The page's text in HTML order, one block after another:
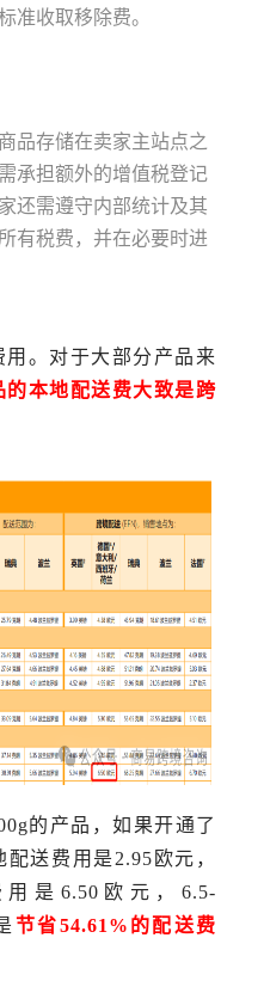
准收取移除费。
品存储在卖家主站点之
承担额外的增值税登记
还需遵守内部统计及其
有税费，并在必要时进
。对于大部分产品来
本地配送费大致是跨
的产品，如果开通了
送费用是2.95欧元，
是6.50欧元，6.5-
节省54.61%的配送费